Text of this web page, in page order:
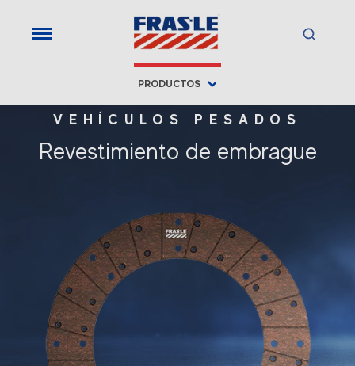
PRODUCTOS
VEHÍCULOS PESADOS
Revestimiento de embrague